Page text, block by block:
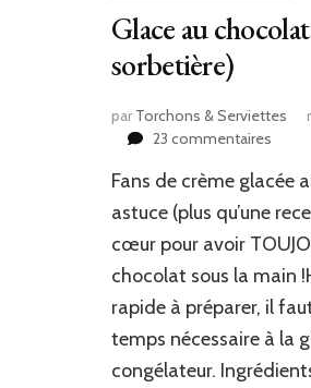
Glace au
sorbetière)
par Torchons & Serviettes
23 commentaires
au
Fans de crème glacée
astuce (plus qu’une
cœur pour avoir
chocolat sous la main
rapide à préparer, il
temps nécessaire à la
congélateur.